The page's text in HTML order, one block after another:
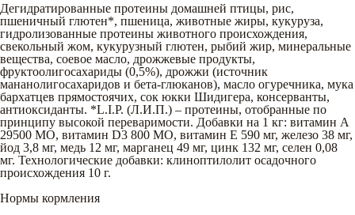
Дегидратированные протеины домашней птицы, рис,
пшеничный глютен*, пшеница, животные жиры, кукуруза,
гидролизованные протеины животного происхождения,
свекольный жом, кукурузный глютен, рыбий жир, минеральные
вещества, соевое масло, дрожжевые продукты,
фруктоолигосахариды (0,5%), дрожжи (источник
мананолигосахаридов и бета-глюканов), масло огуречника, мука
бархатцев прямостоячих, сок юкки Шидигера, консерванты,
антиоксиданты. *L.I.P. (Л.И.П.) – протеины, отобранные по
принципу высокой переваримости. Добавки на 1 кг: витамин A
29500 MO, витамин D3 800 MO, витамин E 590 мг, железо 38 мг,
йод 3,8 мг, медь 12 мг, марганец 49 мг, цинк 132 мг, селен 0,08
мг. Технологические добавки: клиноптилолит осадочного
происхождения 10 г.
Нормы кормления